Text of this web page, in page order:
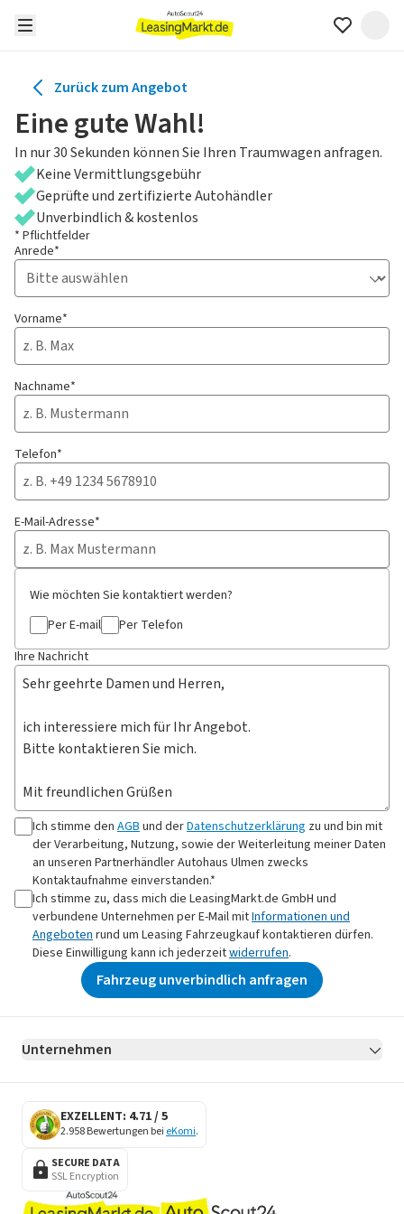
Zurück zum Angebot
Eine gute Wahl!
In nur 30 Sekunden können Sie Ihren Traumwagen anfragen.
Keine Vermittlungsgebühr
Geprüfte und zertifizierte Autohändler
Unverbindlich & kostenlos
* Pflichtfelder
Anrede*
Vorname*
Nachname*
Telefon*
E-Mail-Adresse*
Wie möchten Sie kontaktiert werden?
Per E-mail
Per Telefon
Ihre Nachricht
Ich stimme den AGBund derDatenschutzerklärung zu und bin mit
der Verarbeitung, Nutzung, sowie der Weiterleitung meiner Daten
an unseren Partnerhändler Autohaus Ulmen zwecks
Kontaktaufnahme einverstanden.*
Ich stimme zu, dass mich die LeasingMarkt.de GmbH und
verbundene Unternehmen per E-Mail mitInformationen und
Angebotenrund um Leasing Fahrzeugkauf kontaktieren dürfen.
Diese Einwilligung kann ich jederzeitwiderrufen.
Fahrzeug unverbindlich anfragen
Unternehmen
EXZELLENT: 4.71 / 5
2.958 Bewertungen bei eKomi.
SECURE DATA
SSL Encryption